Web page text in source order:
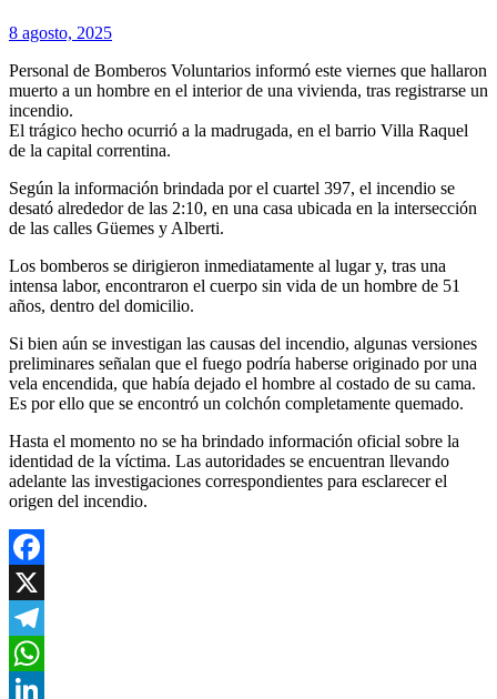
8 agosto, 2025
Personal de Bomberos Voluntarios informó este viernes que hallaron
muerto a un hombre en el interior de una vivienda, tras registrarse un
incendio.
El trágico hecho ocurrió a la madrugada, en el barrio Villa Raquel
de la capital correntina.
Según la información brindada por el cuartel 397, el incendio se
desató alrededor de las 2:10, en una casa ubicada en la intersección
de las calles Güemes y Alberti.
Los bomberos se dirigieron inmediatamente al lugar y, tras una
intensa labor, encontraron el cuerpo sin vida de un hombre de 51
años, dentro del domicilio.
Si bien aún se investigan las causas del incendio, algunas versiones
preliminares señalan que el fuego podría haberse originado por una
vela encendida, que había dejado el hombre al costado de su cama.
Es por ello que se encontró un colchón completamente quemado.
Hasta el momento no se ha brindado información oficial sobre la
identidad de la víctima. Las autoridades se encuentran llevando
adelante las investigaciones correspondientes para esclarecer el
origen del incendio.
Facebook
X
Telegram
WhatsApp